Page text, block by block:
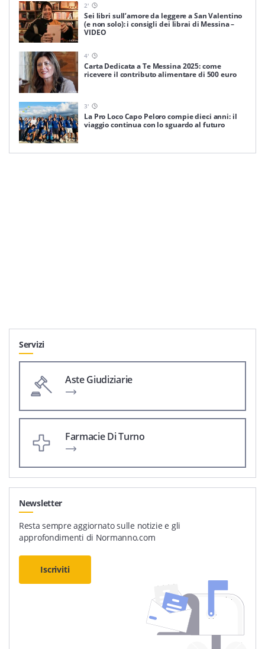
2'
Sei libri sull’amore da leggere a San Valentino
(e non solo): i consigli dei librai di Messina –
VIDEO
4'
Carta Dedicata a Te Messina 2025: come
ricevere il contributo alimentare di 500 euro
3'
La Pro Loco Capo Peloro compie dieci anni: il
viaggio continua con lo sguardo al futuro
Servizi
Aste Giudiziarie
Farmacie Di Turno
Newsletter
Resta sempre aggiornato sulle notizie e gli
approfondimenti di Normanno.com
Iscriviti